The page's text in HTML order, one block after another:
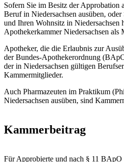
Sofern Sie im Besitz der Approbation
Beruf in Niedersachsen ausüben,
und Ihren Wohnsitz in Niedersachsen
Apothekerkammer Niedersachsen als
Apotheker, die die Erlaubnis zur
der Bundes-Apothekerordnung
der in Niedersachsen gültigen
Kammermitglieder.
Auch Pharmazeuten im Praktikum
Niedersachsen ausüben, sind
Kammerbeitrag
Für Approbierte und nach § 11